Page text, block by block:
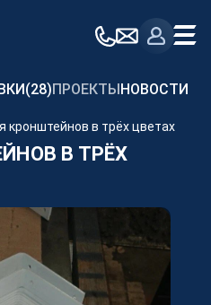
металла на заказ
металла
метизов
(28)ПРОЕКТЫНОВОСТИ
кронштейнов в трёх цветах
В ТРЁХ